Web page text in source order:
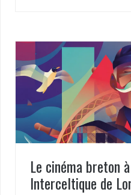
Le cinéma breton
Interceltique de